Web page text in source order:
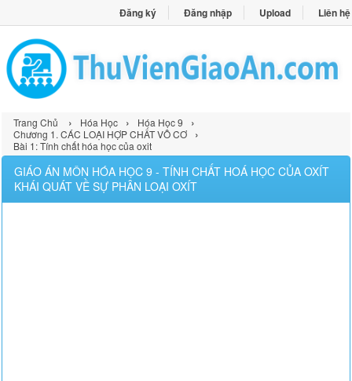
Đăng ký Đăng nhập Upload Liên hệ
Trang Chủ › Hóa Học › Hóa Học 9 ›
Chương 1. CÁC LOẠI HỢP CHẤT VÔ CƠ ›
Bài 1: Tính chất hóa học của oxit
GIÁO ÁN MÔN HÓA HỌC 9 - TÍNH CHẤT HOÁ HỌC CỦA OXÍT
KHÁI QUÁT VỀ SỰ PHÂN LOẠI OXÍT